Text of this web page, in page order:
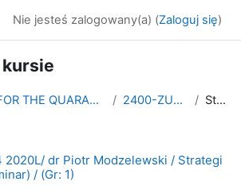
Nie jesteś zalogowany(a) (Zaloguj się)
...ES FOR THE QUARANTINE PERIOD - SUMMER 2020/2021 EN 2400-ZU2WW074 2020L (Gr: 1) Streszczenie
2020L/ dr Piotr Modzelewski / Strategi
/ (Gr: 1)